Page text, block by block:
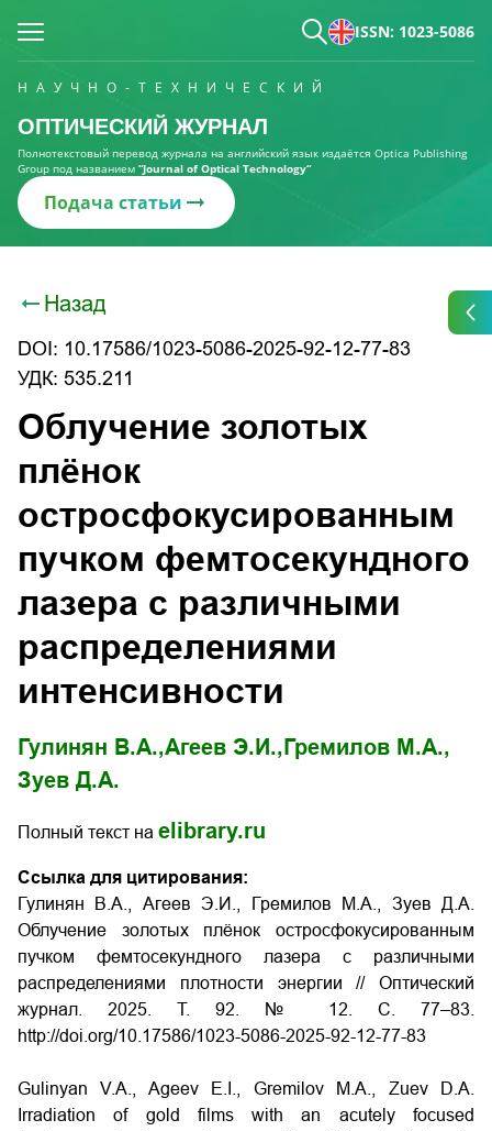
ISSN: 1023-5086
НАУЧНО-ТЕХНИЧЕСКИЙ
ОПТИЧЕСКИЙ ЖУРНАЛ
Полнотекстовый перевод журнала на английский язык издаётся Optica Publishing
Group под названием “Journal of Optical Technology“
Подача статьи
Назад
DOI: 10.17586/1023-5086-2025-92-12-77-83
УДК: 535.211
Облучение золотых
плёнок
остросфокусированным
пучком фемтосекундного
лазера с различными
распределениями
интенсивности
Гулинян В.А.,Агеев Э.И., Гремилов М.А.,
Зуев Д.А.
Полный текст на elibrary.ru
Ссылка для цитирования:
Гулинян В.А., Агеев Э.И., Гремилов М.А., Зуев Д.А.
Облучение золотых плёнок остросфокусированным
пучком фемтосекундного лазера с различными
распределениями плотности энергии // Оптический
журнал. 2025. Т. 92. № 12. С. 77–83.
http://doi.org/10.17586/1023-5086-2025-92-12-77-83
Gulinyan V.A., Ageev E.I., Gremilov M.A., Zuev D.A.
Irradiation of gold films with an acutely focused